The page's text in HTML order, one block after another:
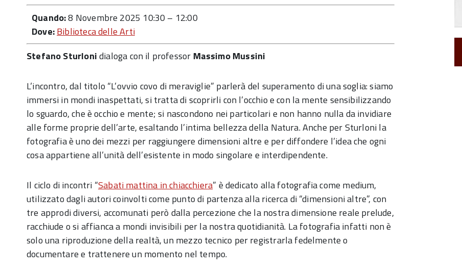
Quando:8 Novembre 2025 10:30 – 12:00
Dove:Biblioteca delle Arti
Stefano Sturlonidialoga con il professor Massimo Mussini
L’incontro, dal titolo “L’ovvio covo di meraviglie” parlerà del superamento di una soglia: siamo
immersi in mondi inaspettati, si tratta di scoprirli con l’occhio e con la mente sensibilizzando
lo sguardo, che è occhio e mente; si nascondono nei particolari e non hanno nulla da invidiare
alle forme proprie dell’arte, esaltando l’intima bellezza della Natura. Anche per Sturloni la
fotografia è uno dei mezzi per raggiungere dimensioni altre e per diffondere l’idea che ogni
cosa appartiene all’unità dell’esistente in modo singolare e interdipendente.
Il ciclo di incontri “Sabati mattina in chiacchiera” è dedicato alla fotografia come medium,
utilizzato dagli autori coinvolti come punto di partenza alla ricerca di “dimensioni altre”, con
tre approdi diversi, accomunati però dalla percezione che la nostra dimensione reale prelude,
racchiude o si affianca a mondi invisibili per la nostra quotidianità. La fotografia infatti non è
solo una riproduzione della realtà, un mezzo tecnico per registrarla fedelmente o
documentare e trattenere un momento nel tempo.